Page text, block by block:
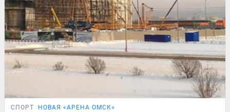
СПОРТ НОВАЯ «АРЕНА ОМСК»